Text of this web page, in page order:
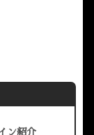
ン紹介